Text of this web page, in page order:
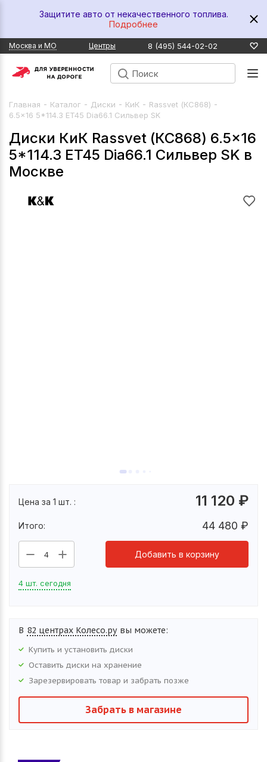
Защитите авто от некачественного топлива.
Подробнее
Москва и МО Центры 8 (495) 544-02-02
Главная - Каталог - Диски - КиК - Rassvet (КС868) -
6.5x16 5*114.3 ET45 Dia66.1 Сильвер SK
Диски КиК Rassvet (КС868) 6.5x16
5*114.3 ET45 Dia66.1 Сильвер SK в
Москве
Цена за 1 шт. : 11 120 ₽
Итого: 44 480 ₽
4 Добавить в корзину
4 шт. сегодня
В 82 центрах Колесо.ру вы можете:
Купить и установить диски
Оставить диски на хранение
Зарезервировать товар и забрать позже
Забрать в магазине